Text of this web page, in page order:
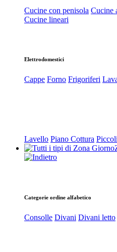
Cucine con penisola Cucine
Cucine lineari
Elettrodomestici
Cappe Forno Frigoriferi
Lavello Piano Cottura
Categorie ordine alfabetico
Consolle Divani Divani letto